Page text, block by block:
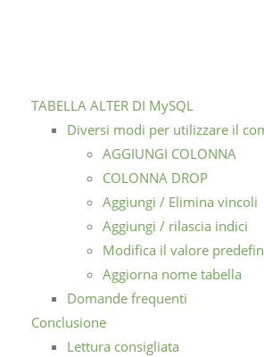
TABELLA ALTER DI MySQL
Diversi modi per utilizzare il
AGGIUNGI COLONNA
COLONNA DROP
Aggiungi / Elimina vincoli
Aggiungi / rilascia indici
Modifica il valore
Aggiorna nome tabella
Domande frequenti
Conclusione
Lettura consigliata